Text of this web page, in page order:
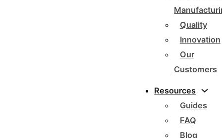
Quality
Innovation
Our
Customers
Resources
Guides
FAQ
Blog